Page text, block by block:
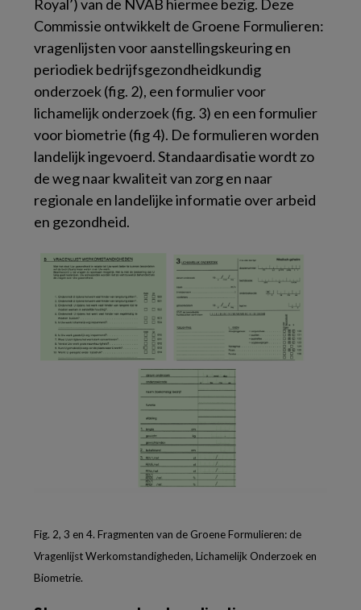
Royal’) van de NVAB hiermee bezig. Deze
Commissie ontwikkelt de Groene Formulieren:
vragenlijsten voor aanstellingskeuring en
periodiek bedrijfsgezondheidkundig
onderzoek (fig. 2), een formulier voor
lichamelijk onderzoek (fig. 3) en een formulier
voor biometrie (fig 4). De formulieren worden
landelijk ingevoerd. Standaardisatie wordt zo
de weg naar kwaliteit van zorg en naar
regionale en landelijke informatie over arbeid
en gezondheid.
Fig. 2, 3 en 4. Fragmenten van de Groene Formulieren: de
Vragenlijst Werkomstandigheden, Lichamelijk Onderzoek en
Biometrie.